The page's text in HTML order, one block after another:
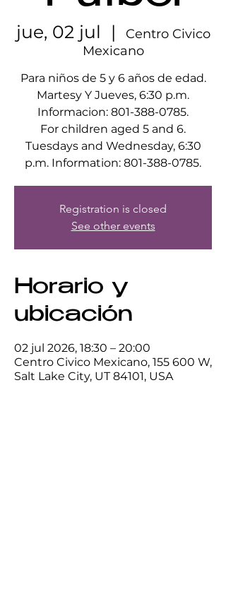
jue, 02 jul
  |
Centro Civico
Mexicano
Para niños de 5 y 6 años de edad.
Martesy Y Jueves, 6:30 p.m.
Informacion: 801-388-0785.
For children aged 5 and 6.
Tuesdays and Wednesday, 6:30
p.m. Information: 801-388-0785.
Registration is closed
See other events
Horario y
ubicación
02 jul 2026, 18:30 – 20:00
Centro Civico Mexicano, 155 600 W,
Salt Lake City, UT 84101, USA